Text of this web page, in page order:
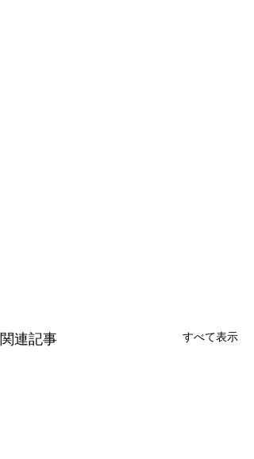
関連記事 すべて表示